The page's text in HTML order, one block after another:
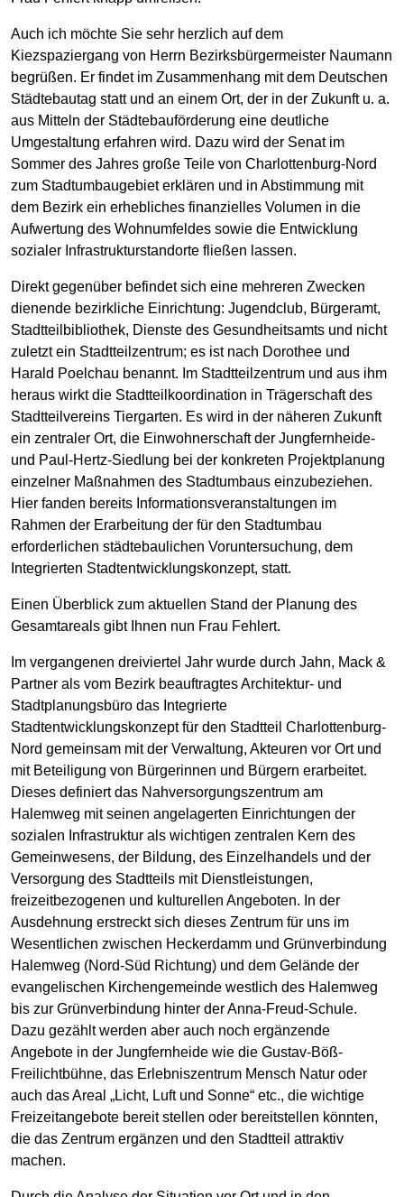
Auch ich möchte Sie sehr herzlich auf dem
Kiezspaziergang von Herrn Bezirksbürgermeister Naumann
begrüßen. Er findet im Zusammenhang mit dem Deutschen
Städtebautag statt und an einem Ort, der in der Zukunft u. a.
aus Mitteln der Städtebauförderung eine deutliche
Umgestaltung erfahren wird. Dazu wird der Senat im
Sommer des Jahres große Teile von Charlottenburg-Nord
zum Stadtumbaugebiet erklären und in Abstimmung mit
dem Bezirk ein erhebliches finanzielles Volumen in die
Aufwertung des Wohnumfeldes sowie die Entwicklung
sozialer Infrastrukturstandorte fließen lassen.
Direkt gegenüber befindet sich eine mehreren Zwecken
dienende bezirkliche Einrichtung: Jugendclub, Bürgeramt,
Stadtteilbibliothek, Dienste des Gesundheitsamts und nicht
zuletzt ein Stadtteilzentrum; es ist nach Dorothee und
Harald Poelchau benannt. Im Stadtteilzentrum und aus ihm
heraus wirkt die Stadtteilkoordination in Trägerschaft des
Stadtteilvereins Tiergarten. Es wird in der näheren Zukunft
ein zentraler Ort, die Einwohnerschaft der Jungfernheide-
und Paul-Hertz-Siedlung bei der konkreten Projektplanung
einzelner Maßnahmen des Stadtumbaus einzubeziehen.
Hier fanden bereits Informationsveranstaltungen im
Rahmen der Erarbeitung der für den Stadtumbau
erforderlichen städtebaulichen Voruntersuchung, dem
Integrierten Stadtentwicklungskonzept, statt.
Einen Überblick zum aktuellen Stand der Planung des
Gesamtareals gibt Ihnen nun Frau Fehlert.
Im vergangenen dreiviertel Jahr wurde durch Jahn, Mack &
Partner als vom Bezirk beauftragtes Architektur- und
Stadtplanungsbüro das Integrierte
Stadtentwicklungskonzept für den Stadtteil Charlottenburg-
Nord gemeinsam mit der Verwaltung, Akteuren vor Ort und
mit Beteiligung von Bürgerinnen und Bürgern erarbeitet.
Dieses definiert das Nahversorgungszentrum am
Halemweg mit seinen angelagerten Einrichtungen der
sozialen Infrastruktur als wichtigen zentralen Kern des
Gemeinwesens, der Bildung, des Einzelhandels und der
Versorgung des Stadtteils mit Dienstleistungen,
freizeitbezogenen und kulturellen Angeboten. In der
Ausdehnung erstreckt sich dieses Zentrum für uns im
Wesentlichen zwischen Heckerdamm und Grünverbindung
Halemweg (Nord-Süd Richtung) und dem Gelände der
evangelischen Kirchengemeinde westlich des Halemweg
bis zur Grünverbindung hinter der Anna-Freud-Schule.
Dazu gezählt werden aber auch noch ergänzende
Angebote in der Jungfernheide wie die Gustav-Böß-
Freilichtbühne, das Erlebniszentrum Mensch Natur oder
auch das Areal „Licht, Luft und Sonne“ etc., die wichtige
Freizeitangebote bereit stellen oder bereitstellen könnten,
die das Zentrum ergänzen und den Stadtteil attraktiv
machen.